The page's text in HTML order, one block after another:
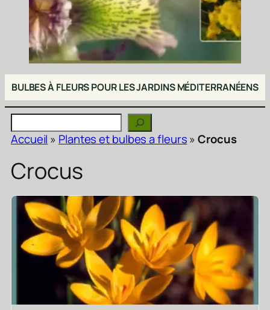
BULBES À FLEURS POUR LES JARDINS MÉDITERRANÉENS
Accueil » Plantes et bulbes a fleurs»Crocus
Crocus